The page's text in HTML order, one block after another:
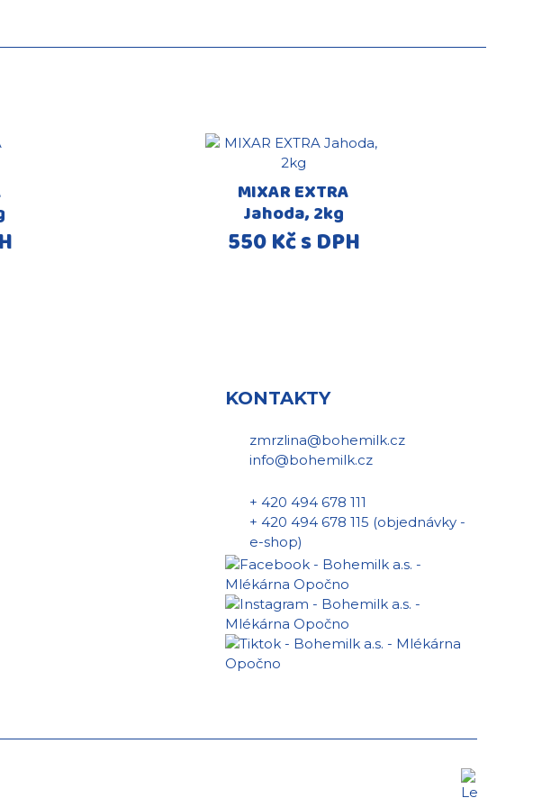
MIXAR EXTRA
Jahoda, 2kg
550 Kč s DPH
KONTAKTY
zmrzlina@bohemilk.cz
info@bohemilk.cz
+ 420 494 678 111
+ 420 494 678 115 (objednávky -
e-shop)